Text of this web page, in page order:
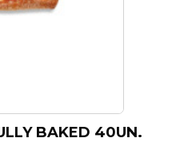
BAKED 40UN.